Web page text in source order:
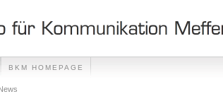
BKM HOMEPAGE